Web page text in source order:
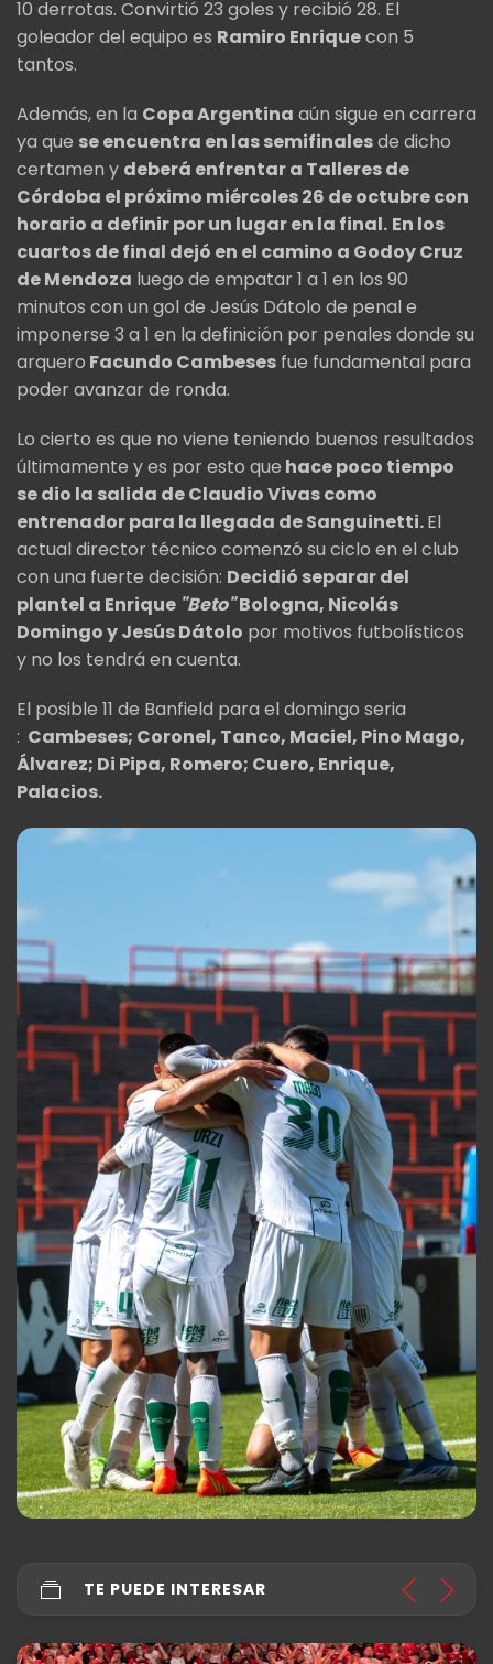
10 derrotas. Convirtió 23 goles y recibió 28. El
goleador del equipo es Ramiro Enriquecon 5
tantos.
Además, en la Copa Argentina aún sigue en carrera
ya que se encuentra en las semifinalesde dicho
certamen y deberá enfrentar a Talleres de
Córdoba el próximo miércoles 26 de octubre con
horario a definir por un lugar en la final. En los
cuartos de final dejó en el camino a Godoy Cruz
de Mendoza luego de empatar 1 a 1 en los 90
minutos con un gol de Jesús Dátolo de penal e
imponerse 3 a 1 en la definición por penales donde su
arquero Facundo Cambeses fue fundamental para
poder avanzar de ronda.
Lo cierto es que no viene teniendo buenos resultados
últimamente y es por esto que hace poco tiempo
se dio la salida de Claudio Vivas como
entrenador para la llegada de Sanguinetti.El
actual director técnico comenzó su ciclo en el club
con una fuerte decisión: Decidió separar del
plantel a Enrique "Beto"Bologna, Nicolás
Domingo y Jesús Dátolo por motivos futbolísticos
y no los tendrá en cuenta.
El posible 11 de Banfield para el domingo seria
: Cambeses; Coronel, Tanco, Maciel, Pino Mago,
Álvarez; Di Pipa, Romero; Cuero, Enrique,
Palacios.
TE PUEDE INTERESAR